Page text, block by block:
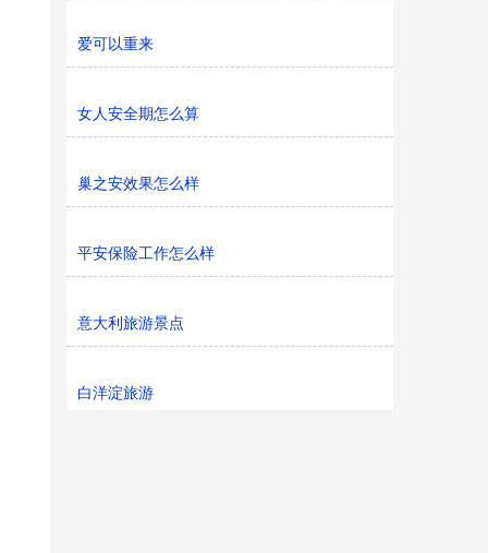
爱可以重来
女人安全期怎么算
巢之安效果怎么样
平安保险工作怎么样
意大利旅游景点
白洋淀旅游